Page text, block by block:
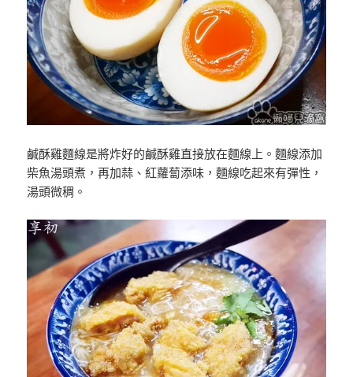
鹹酥雞麵線是將炸好的鹹酥雞直接放在麵線上。麵線添加
柴魚湯頭煮，再加蒜、紅蘿蔔添味，麵線吃起來有彈性，
湯頭微稠。